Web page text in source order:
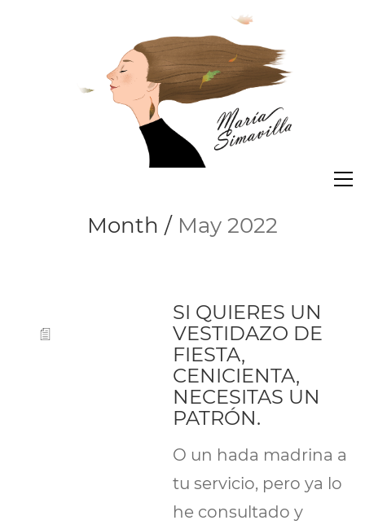
Month / May 2022
SI QUIERES UN
VESTIDAZO DE
FIESTA,
CENICIENTA,
NECESITAS UN
PATRÓN.
O un hada madrina a
tu servicio, pero ya lo
he consultado y